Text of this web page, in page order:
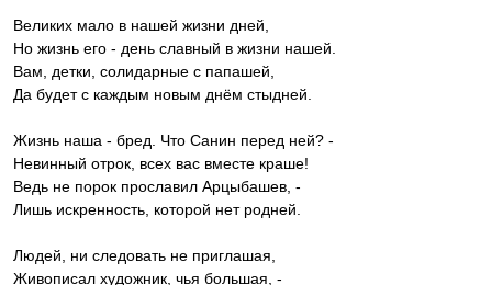
Великих мало в нашей жизни дней,
Но жизнь его - день славный в жизни нашей.
Вам, детки, солидарные с папашей,
Да будет с каждым новым днём стыдней.
Жизнь наша - бред. Что Санин перед ней? -
Невинный отрок, всех вас вместе краше!
Ведь не порок прославил Арцыбашев, -
Лишь искренность, которой нет родней.
Людей, ни следовать не приглашая,
Живописал художник, чья большая, -